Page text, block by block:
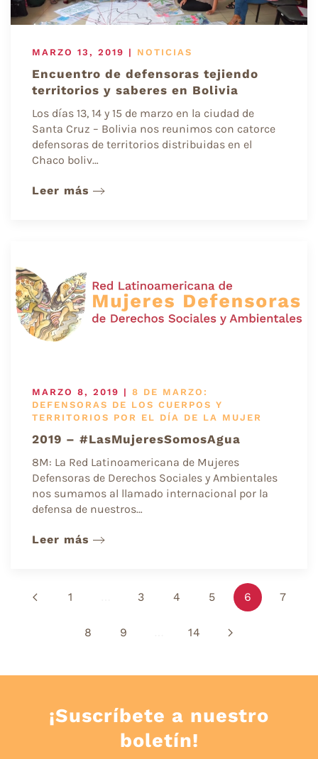
MARZO 13, 2019 | NOTICIAS
Encuentro de defensoras tejiendo
territorios y saberes en Bolivia
Los días 13, 14 y 15 de marzo en la ciudad de
Santa Cruz – Bolivia nos reunimos con catorce
defensoras de territorios distribuidas en el
Chaco boliv…
Leer más
MARZO 8, 2019 | 8 DE MARZO:
DEFENSORAS DE LOS CUERPOS Y
TERRITORIOS POR EL DÍA DE LA MUJER
2019 – #LasMujeresSomosAgua
8M: La Red Latinoamericana de Mujeres
Defensoras de Derechos Sociales y Ambientales
nos sumamos al llamado internacional por la
defensa de nuestros…
Leer más
1 3 4 5 6 7
8 9 14
¡Suscríbete a nuestro
boletín!